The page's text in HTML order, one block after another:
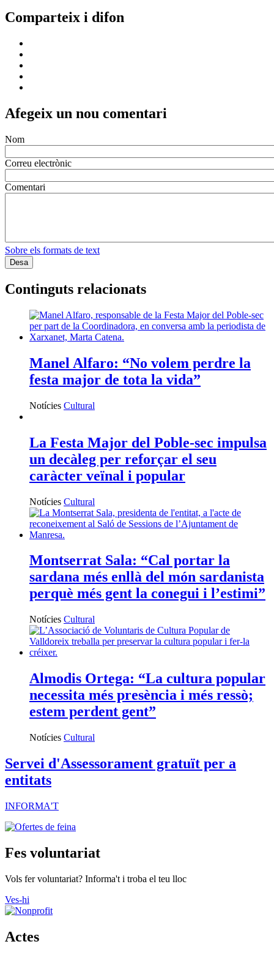
Comparteix i difon
Afegeix un nou comentari
Nom
Correu electrònic
Comentari
Sobre els formats de text
Continguts relacionats
Manel Alfaro: “No volem perdre la
festa major de tota la vida”
Notícies Cultural
La Festa Major del Poble-sec impulsa
un decàleg per reforçar el seu
caràcter veïnal i popular
Notícies Cultural
Montserrat Sala: “Cal portar la
sardana més enllà del món sardanista
perquè més gent la conegui i l’estimi”
Notícies Cultural
Almodis Ortega: “La cultura popular
necessita més presència i més ressò;
estem perdent gent”
Notícies Cultural
Servei d'Assessorament gratuït per a
entitats
INFORMA'T
Fes voluntariat
Vols fer voluntariat? Informa't i troba el teu lloc
Ves-hi
Actes